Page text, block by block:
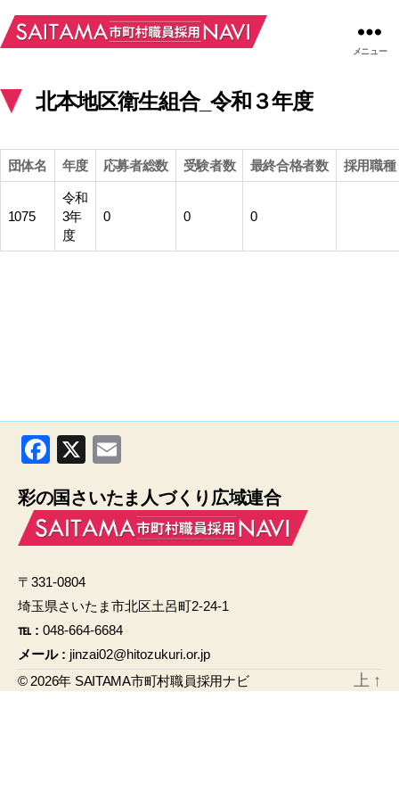
メニュー
北本地区衛生組合_令和３年度
団体名 年度 応募者総数 受験者数 最終合格者数 採用職種
1075
令和
3年
度
0 0 0
F
c
e
o
o
k
X
ail
彩の国さいたま人づくり広域連合
〒331-0804
埼玉県さいたま市北区土呂町2-24-1
℡ : 048-664-6684
メール : jinzai02@hitozukuri.or.jp
© 2026年 SAITAMA市町村職員採用ナビ 上 ↑